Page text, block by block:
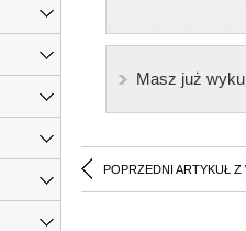
Masz już
POPRZEDNI ARTYKUŁ Z